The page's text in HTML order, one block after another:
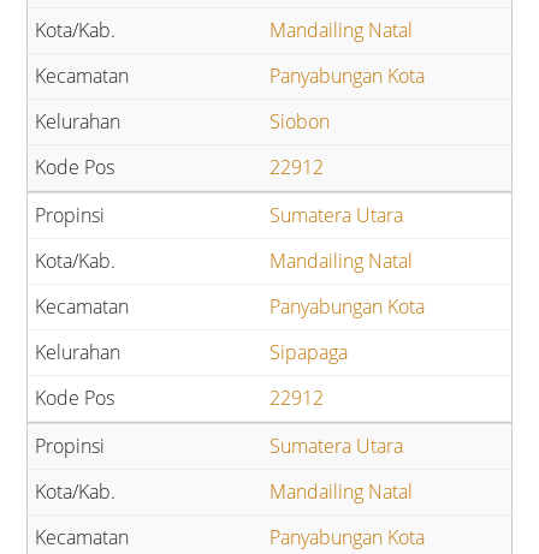
Mandailing Natal
Panyabungan Kota
Siobon
22912
Sumatera Utara
Mandailing Natal
Panyabungan Kota
Sipapaga
22912
Sumatera Utara
Mandailing Natal
Panyabungan Kota